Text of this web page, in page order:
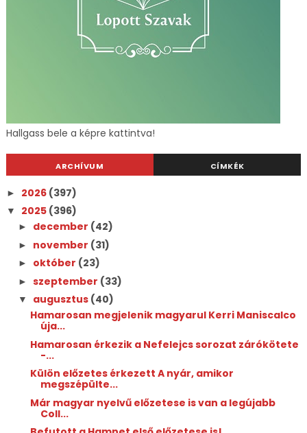
Hallgass bele a képre kattintva!
ARCHÍVUM CÍMKÉK
► 2026 (397)
▼ 2025 (396)
► december (42)
► november (31)
► október (23)
► szeptember (33)
▼ augusztus (40)
Hamarosan megjelenik magyarul Kerri Maniscalco
úja...
Hamarosan érkezik a Nefelejcs sorozat zárókötete
-...
Külön előzetes érkezett A nyár, amikor
megszépülte...
Már magyar nyelvű előzetese is van a legújabb
Coll...